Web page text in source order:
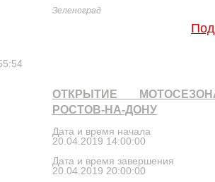
Зеленоград
ОТКРЫТИЕ
РОСТОВ-НА-ДОНУ
Дата и время начала
20.04.2019 14:00:00
Дата и время завершения
20.04.2019 20:00:00